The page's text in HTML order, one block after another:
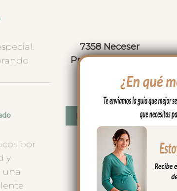
7358 Neceser
Provenza Tulipán
46.00€
Seleccionar opciones
por
y
una